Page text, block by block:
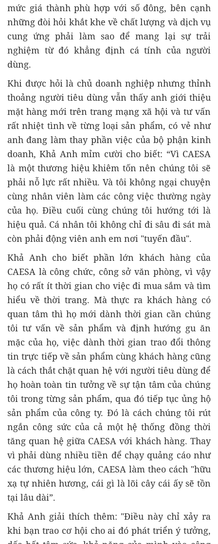
mức giá thành phù hợp với số đông, bên cạnh
những đòi hỏi khắt khe về chất lượng và dịch vụ
cung ứng phải làm sao để mang lại sự trải
nghiệm từ đó khẳng định cá tính của người
dùng.
Khi được hỏi là chủ doanh nghiệp nhưng thỉnh
thoảng người tiêu dùng vẫn thấy anh giới thiệu
mặt hàng mới trên trang mạng xã hội và tư vấn
rất nhiệt tình về từng loại sản phẩm, có vẻ như
anh đang làm thay phần việc của bộ phận kinh
doanh, Khả Anh mỉm cười cho biết: “Vì CAESA
là một thương hiệu khiêm tốn nên chúng tôi sẽ
phải nỗ lực rất nhiều. Và tôi không ngại chuyện
cùng nhân viên làm các công việc thường ngày
của họ. Điều cuối cùng chúng tôi hướng tới là
hiệu quả. Cá nhân tôi không chỉ đi sâu đi sát mà
còn phải động viên anh em nơi "tuyến đầu".
Khả Anh cho biết phần lớn khách hàng của
CAESA là công chức, công sở văn phòng, vì vậy
họ có rất ít thời gian cho việc đi mua sắm và tìm
hiểu về thời trang. Mà thực ra khách hàng có
quan tâm thì họ mới dành thời gian cần chúng
tôi tư vấn về sản phẩm và định hướng gu ăn
mặc của họ, việc dành thời gian trao đổi thông
tin trực tiếp về sản phẩm cùng khách hàng cũng
là cách thắt chặt quan hệ với người tiêu dùng để
họ hoàn toàn tin tưởng về sự tận tâm của chúng
tôi trong từng sản phẩm, qua đó tiếp tục ủng hộ
sản phẩm của công ty. Đó là cách chúng tôi rút
ngắn công sức của cả một hệ thống đồng thời
tăng quan hệ giữa CAESA với khách hàng. Thay
vì phải dùng nhiều tiền để chạy quảng cáo như
các thương hiệu lớn, CAESA làm theo cách "hữu
xạ tự nhiên hương, cái gì là lõi cây cái ấy sẽ tồn
tại lâu dài”.
Khả Anh giải thích thêm: "Điều này chỉ xảy ra
khi bạn trao cơ hội cho ai đó phát triển ý tưởng,